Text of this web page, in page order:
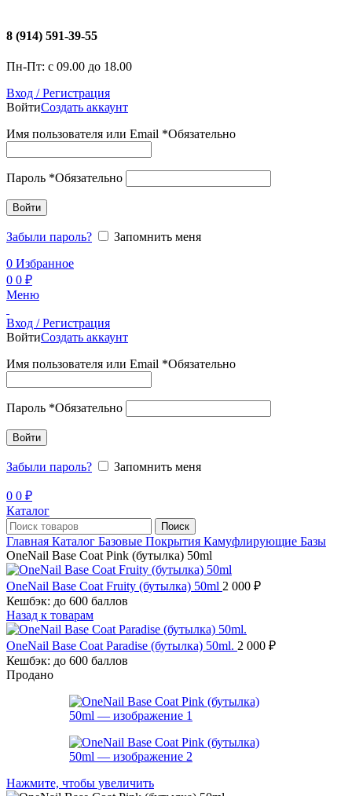
8 (914) 591-39-55
Пн-Пт: с 09.00 до 18.00
Вход / Регистрация
ВойтиСоздать аккаунт
Имя пользователя или Email *Обязательно
Пароль *Обязательно
Войти
Забыли пароль?
Запомнить меня
0 Избранное
0 0 ₽
Меню
Вход / Регистрация
ВойтиСоздать аккаунт
Имя пользователя или Email *Обязательно
Пароль *Обязательно
Войти
Забыли пароль? Запомнить меня
0 0 ₽
Каталог
Поиск
Главная Каталог Базовые Покрытия Камуфлирующие Базы
OneNail Base Coat Pink (бутылка) 50ml
OneNail Base Coat Fruity (бутылка) 50ml 2 000 ₽
Кешбэк: до 600 баллов
Назад к товарам
OneNail Base Coat Paradise (бутылка) 50ml. 2 000 ₽
Кешбэк: до 600 баллов
Продано
Нажмите, чтобы увеличить